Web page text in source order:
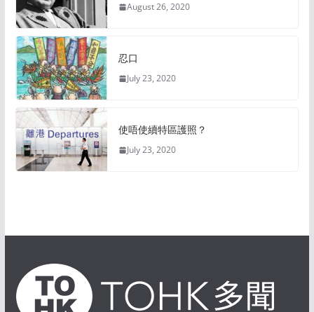
August 26, 2020
忍口
July 23, 2020
使唔使續特區護照？
July 23, 2020